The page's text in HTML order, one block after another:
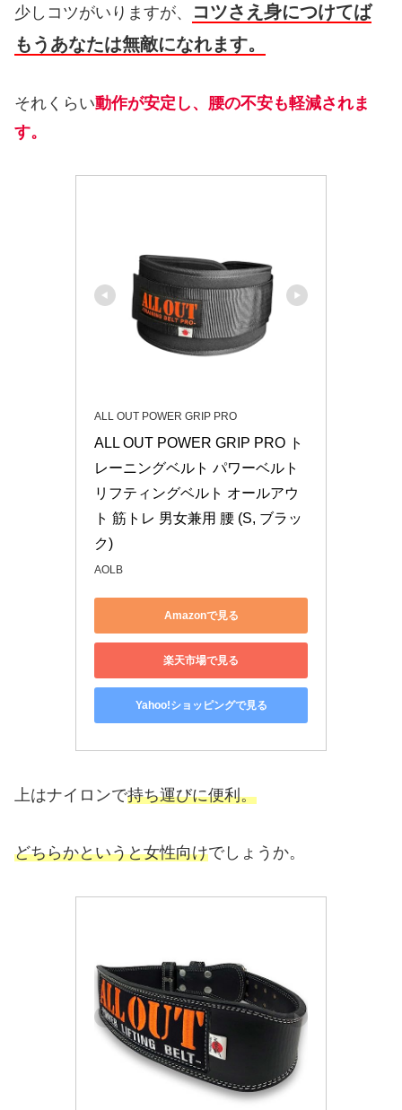
少しコツがいりますが、
コツさえ身につけてば
もうあなたは無敵になれます。
それくらい動作が安定し、腰の不安も軽減されま
す。
ALL OUT POWER GRIP PRO
ALL OUT POWER GRIP PRO ト
レーニングベルト パワーベルト
リフティングベルト オールアウ
ト 筋トレ 男女兼用 腰 (S, ブラッ
ク)
AOLB
Amazonで見る
楽天市場で見る
Yahoo!ショッピングで見る
上はナイロンで持ち運びに便利。
どちらかというと女性向けでしょうか。